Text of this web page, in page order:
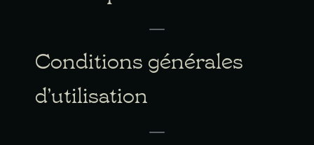
Conditions générales
d’utilisation